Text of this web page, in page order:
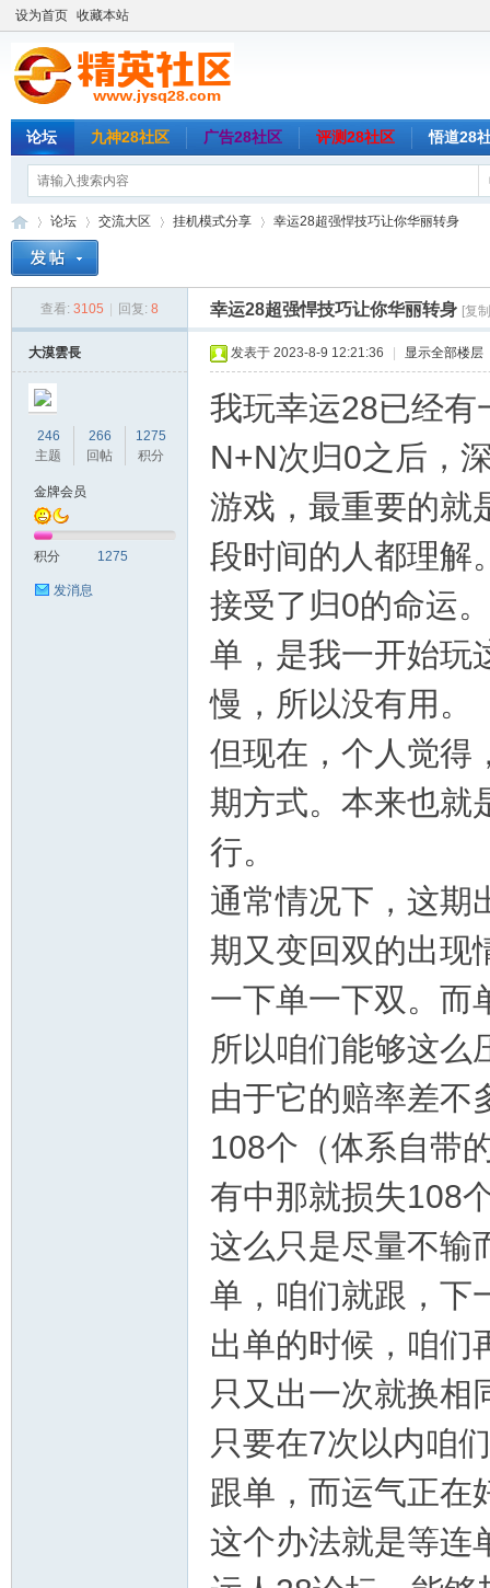
设为首页 收藏本站
论坛 九神28社区 广告28社区 评测28社区 悟道28
论坛
›
交流大区
›
挂机模式分享
›
幸运28超强悍技巧让你华丽转身
查看: 3105 回复: 8 幸运28超强悍技巧让你华丽转身 [复
大漠雲長
246
主题
266
回帖
1275
积分
金牌会员
积分 1275
发消息
发表于 2023-8-9 12:21:36 显示全部楼层
我玩幸运28已经有
N+N次归0之后，
游戏，最重要的就
段时间的人都理解
接受了归0的命运
单，是我一开始玩
慢，所以没有用。
但现在，个人觉得
期方式。本来也就
行。
通常情况下，这期
期又变回双的出现
一下单一下双。而
所以咱们能够这么
由于它的赔率差不
108个（体系自带
有中那就损失108
这么只是尽量不输
单，咱们就跟，下
出单的时候，咱们
只又出一次就换相
只要在7次以内咱
跟单，而运气正在
这个办法就是等连